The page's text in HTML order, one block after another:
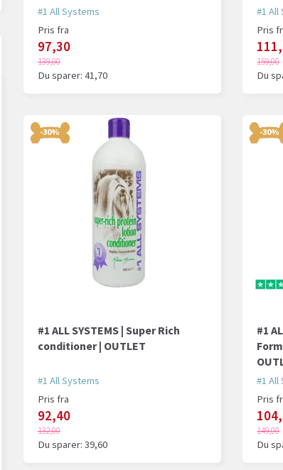
#1 All Systems
Pris fra
97,30
139,00
Du sparer: 41,70
#1 All
Pris
159,00
Du
-30%
#1 ALL SYSTEMS | Super Rich
conditioner | OUTLET
#1 All Systems
Pris fra
92,40
132,00
Du sparer: 39,60
-30%
#1
#1 All
Pris
149,00
Du